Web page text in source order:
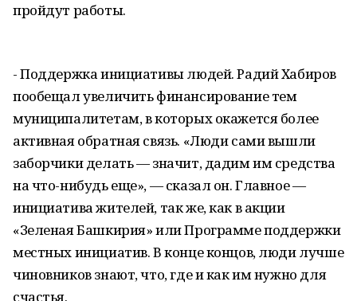
пройдут работы.
- Поддержка инициативы людей. Радий Хабиров
пообещал увеличить финансирование тем
муниципалитетам, в которых окажется более
активная обратная связь. «Люди сами вышли
заборчики делать — значит, дадим им средства
на что-нибудь еще», — сказал он. Главное —
инициатива жителей, так же, как в акции
«Зеленая Башкирия» или Программе поддержки
местных инициатив. В конце концов, люди лучше
чиновников знают, что, где и как им нужно для
счастья.